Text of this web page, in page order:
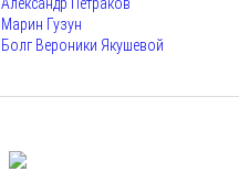
Александр Петраков
Марин Гузун
Болг Вероники Якушевой